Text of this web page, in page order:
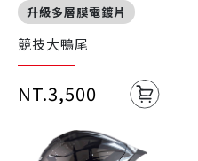
升級多層膜電鍍片
競技大鴨尾
NT.3,500